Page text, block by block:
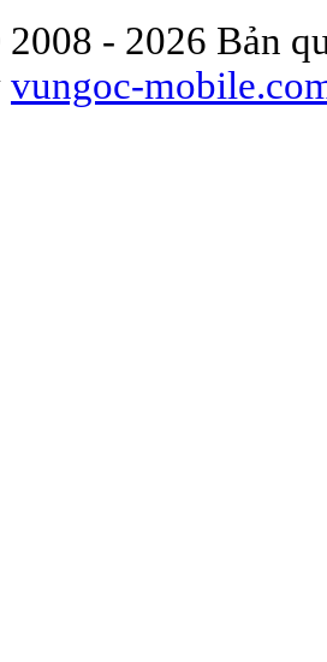
- 2026 Bản
vungoc-